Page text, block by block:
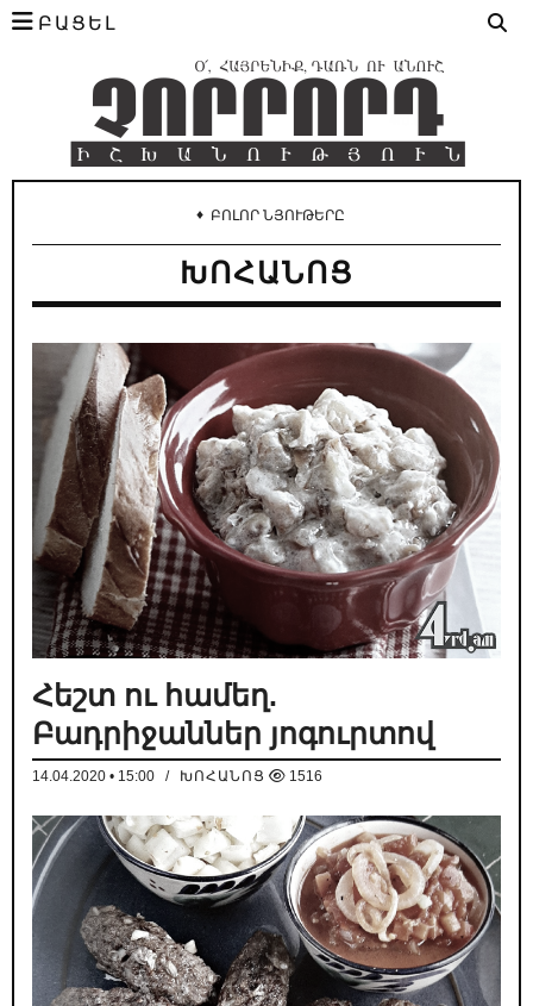
ԲԱՑԵԼ
♦ ԲՈԼՈՐ ՆՅՈՒԹԵՐԸ
ԽՈՀԱՆՈՑ
Հեշտ ու համեղ.
Բադրիջաններ յոգուրտով
14.04.2020 • 15:00 / ԽՈՀԱՆՈՑ 1516